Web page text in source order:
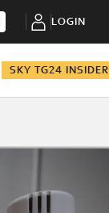
LOGIN
SKY TG24 INSIDER